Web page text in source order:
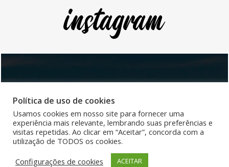
instagram
(21) 2239-2314/(21) 97136-9883
CONTATO@CLINICAHELENACOSTA.COM.BR
MÉDICA RESPONSÁVEL – DRA. HELENA COSTA CRM:52-81778-3
Política de uso de cookies
Usamos cookies em nosso site para fornecer uma
experiência mais relevante, lembrando suas preferências e
visitas repetidas. Ao clicar em “Aceitar”, concorda com a
utilização de TODOS os cookies.
Configurações de cookies
ACEITAR